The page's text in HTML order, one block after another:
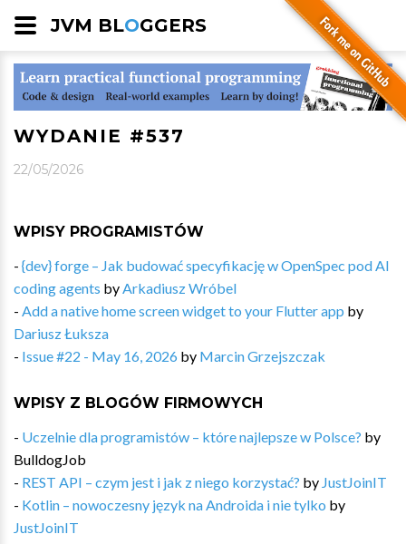
JVM BLOGGERS
WYDANIE #537
22/05/2026
WPISY PROGRAMISTÓW
- {dev} forge – Jak budować specyfikację w OpenSpec pod AI
coding agents by Arkadiusz Wróbel
- Add a native home screen widget to your Flutter app by
Dariusz Łuksza
- Issue #22 - May 16, 2026 by Marcin Grzejszczak
WPISY Z BLOGÓW FIRMOWYCH
- Uczelnie dla programistów – które najlepsze w Polsce? by
BulldogJob
- REST API – czym jest i jak z niego korzystać? by JustJoinIT
- Kotlin – nowoczesny język na Androida i nie tylko by
JustJoinIT